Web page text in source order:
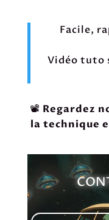
Facile,
Vidéo tuto
📽️ Regardez
la technique